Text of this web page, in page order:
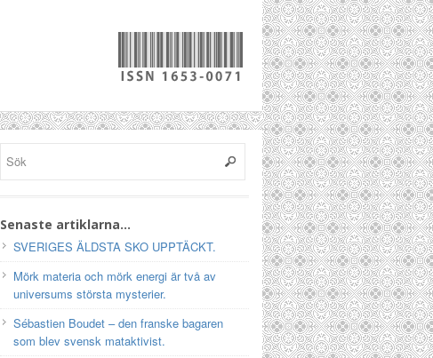
Senaste artiklarna…
SVERIGES ÄLDSTA SKO UPPTÄCKT.
Mörk materia och mörk energi är två av
universums största mysterier.
Sébastien Boudet – den franske bagaren
som blev svensk mataktivist.